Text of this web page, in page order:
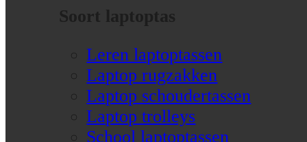
Soort laptoptas
Leren laptoptassen
Laptop rugzakken
Laptop schoudertassen
Laptop trolleys
School laptoptassen